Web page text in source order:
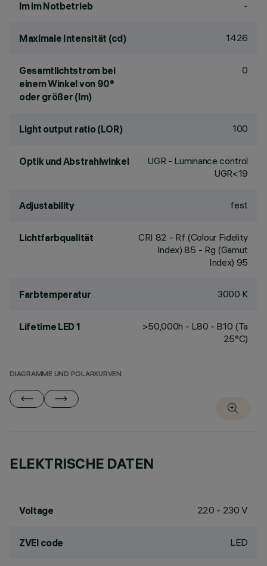
lm im Notbetrieb -
Maximale Intensität (cd) 1426
Gesamtlichtstrom bei
einem Winkel von 90°
oder größer (lm)
0
Light output ratio (LOR) 100
Optik und Abstrahlwinkel
UGR - Luminance control
UGR<19
Adjustability fest
Lichtfarbqualität CRI 82 - Rf (Colour Fidelity
Index) 85 - Rg (Gamut
Index) 95
Farbtemperatur 3000 K
Lifetime LED 1
>50,000h - L80 - B10 (Ta
25°C)
DIAGRAMME UND POLARKURVEN
ELEKTRISCHE DATEN
Voltage 220 - 230 V
ZVEI code LED